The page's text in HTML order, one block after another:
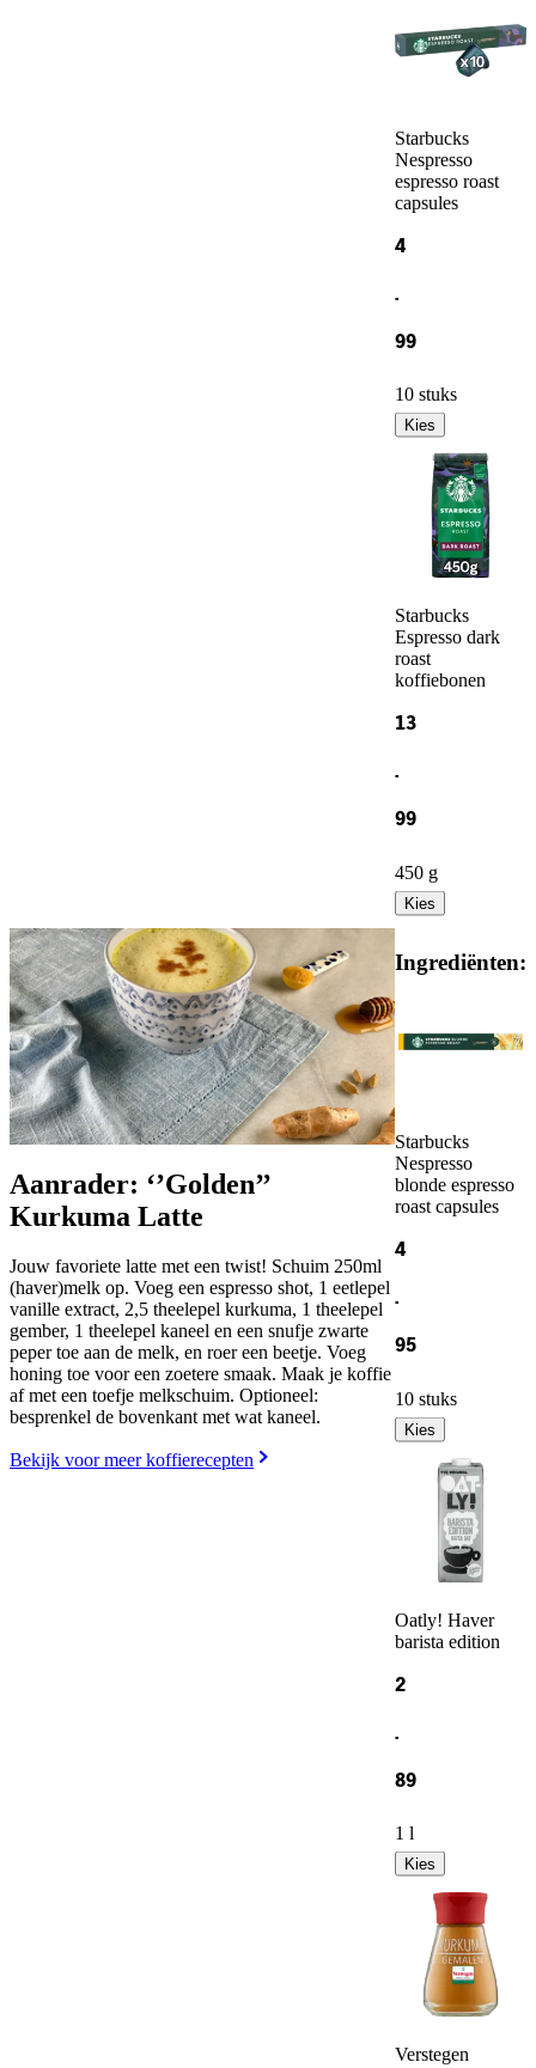
Starbucks
Nespresso
espresso roast
capsules
4
.
99
10 stuks
Kies
Starbucks
Espresso dark
roast
koffiebonen
13
.
99
450 g
Kies
Aanrader: ‘’Golden’’
Kurkuma Latte
Jouw favoriete latte met een twist! Schuim 250ml
(haver)melk op. Voeg een espresso shot, 1 eetlepel
vanille extract, 2,5 theelepel kurkuma, 1 theelepel
gember, 1 theelepel kaneel en een snufje zwarte
peper toe aan de melk, en roer een beetje. Voeg
honing toe voor een zoetere smaak. Maak je koffie
af met een toefje melkschuim. Optioneel:
besprenkel de bovenkant met wat kaneel.
Bekijk voor meer koffierecepten
Ingrediënten:
Starbucks
Nespresso
blonde espresso
roast capsules
4
.
95
10 stuks
Kies
Oatly! Haver
barista edition
2
.
89
1 l
Kies
Verstegen